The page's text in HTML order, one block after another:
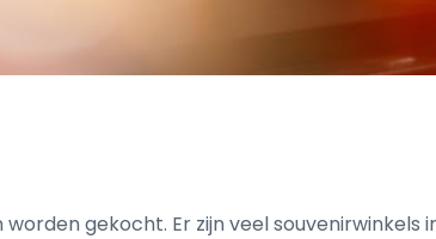
gekocht. Er zijn veel